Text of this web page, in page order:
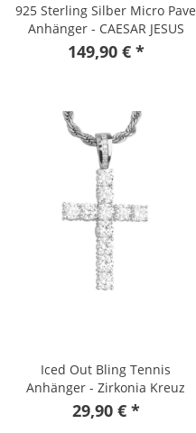
925 Sterling Silber Micro Pave
Anhänger - CAESAR JESUS
gold
149,90 € *
Iced Out Bling Tennis
Anhänger - Zirkonia Kreuz
silber
29,90 € *